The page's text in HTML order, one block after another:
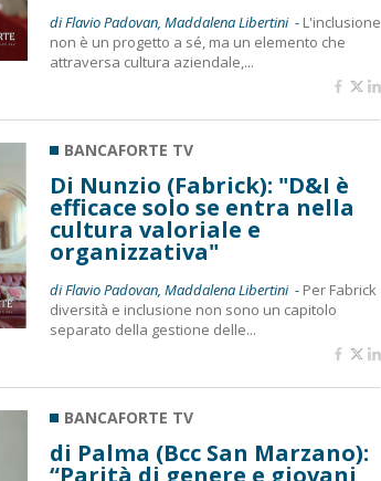
di Flavio Padovan, Maddalena Libertini - L'inclusione
non è un progetto a sé, ma un elemento che
attraversa cultura aziendale,...
BANCAFORTE TV
Di Nunzio (Fabrick): "D&I è
efficace solo se entra nella
cultura valoriale e
organizzativa"
di Flavio Padovan, Maddalena Libertini - Per Fabrick
diversità e inclusione non sono un capitolo
separato della gestione delle...
BANCAFORTE TV
di Palma (Bcc San Marzano):
“Parità di genere e giovani